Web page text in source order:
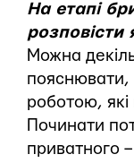
На етапі
розповісти
Можна
пояснювати,
роботою, які
Починати
приватного –